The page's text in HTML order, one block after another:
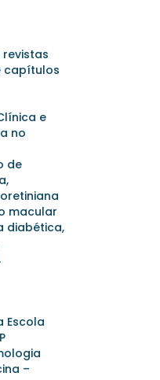
capítulos
e
no
de
macular
diabética,
Escola
–